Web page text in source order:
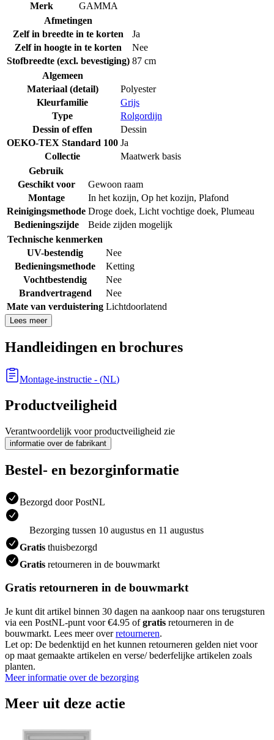
Merk
GAMMA
Afmetingen
Zelf in breedte in te korten
Ja
Zelf in hoogte in te korten
Nee
Stofbreedte (excl. bevestiging) 87 cm
Algemeen
Materiaal (detail)
Polyester
Kleurfamilie
Grijs
Type
Rolgordijn
Dessin of effen
Dessin
OEKO-TEX Standard 100 Ja
Collectie
Maatwerk basis
Gebruik
Geschikt voor
Gewoon raam
Montage
In het kozijn, Op het kozijn, Plafond
Reinigingsmethode Droge doek, Licht vochtige doek, Plumeau
Bedieningszijde
Beide zijden mogelijk
Technische kenmerken
UV-bestendig
Nee
Bedieningsmethode
Ketting
Vochtbestendig
Nee
Brandvertragend
Nee
Mate van verduistering Lichtdoorlatend
Lees meer
Handleidingen en brochures
Montage-instructie - (NL)
Productveiligheid
Verantwoordelijk voor productveiligheid zie
informatie over de fabrikant
Bestel- en bezorginformatie
Bezorgd door PostNL
Bezorging tussen 10 augustus en 11 augustus
Gratis thuisbezorgd
Gratis retourneren in de bouwmarkt
Gratis retourneren in de bouwmarkt
Je kunt dit artikel binnen 30 dagen na aankoop naar ons terugsturen
via een PostNL-punt voor €4.95 ofgratis retourneren in de
bouwmarkt. Lees meer overretourneren.
Let op: De bedenktijd en het kunnen retourneren gelden niet voor
op maat gemaakte artikelen en verse/ bederfelijke artikelen zoals
planten.
Meer informatie over de bezorging
Meer uit deze actie